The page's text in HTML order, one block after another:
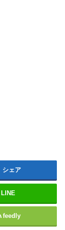
シェア
LINE
feedly